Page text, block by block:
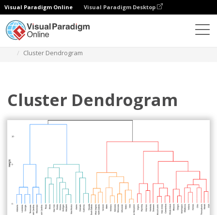
Visual Paradigm Online Visual Paradigm Desktop
Cluster Dendrogram
Cluster Dendrogram